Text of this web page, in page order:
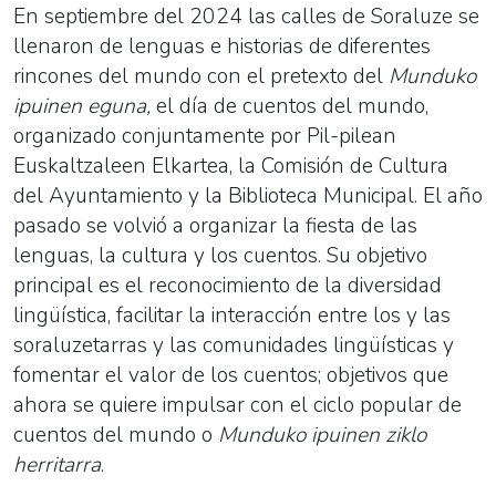
En septiembre del 2024 las calles de Soraluze se
llenaron de lenguas e historias de diferentes
rincones del mundo con el pretexto del Munduko
ipuinen eguna, el día de cuentos del mundo,
organizado conjuntamente por Pil-pilean
Euskaltzaleen Elkartea, la Comisión de Cultura
del Ayuntamiento y la Biblioteca Municipal. El año
pasado se volvió a organizar la fiesta de las
lenguas, la cultura y los cuentos. Su objetivo
principal es el reconocimiento de la diversidad
lingüística, facilitar la interacción entre los y las
soraluzetarras y las comunidades lingüísticas y
fomentar el valor de los cuentos; objetivos que
ahora se quiere impulsar con el ciclo popular de
cuentos del mundo o Munduko ipuinen ziklo
herritarra.